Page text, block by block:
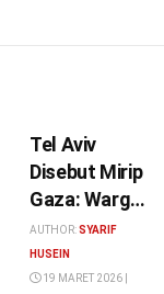
Tel Aviv
Disebut Mirip
Gaza: Warga
Israel Kini
Merasakan
Penderitaan
AUTHOR:SYARIF
HUSEIN
19 MARET 2026 |